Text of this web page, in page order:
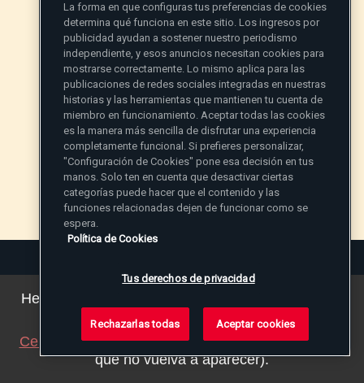
¿Cuáles son los Misterios
Gloriosos del Rosario?
La Resurrección
La Ascensión
La venida del Espíritu Santo
La Asunción de la Virgen
La Coronación de María
Hemos actualizado nuestra política de privacidad.
Puede ver los detalles
aquí
Cerrar este aviso (ajustaremos su navegador para
que no vuelva a aparecer).
La forma en que configuras tus preferencias de cookies
determina qué funciona en este sitio. Los ingresos por
publicidad ayudan a sostener nuestro periodismo
independiente, y esos anuncios necesitan cookies para
mostrarse correctamente. Lo mismo aplica para las
publicaciones de redes sociales integradas en nuestras
historias y las herramientas que mantienen tu cuenta de
miembro en funcionamiento. Aceptar todas las cookies
es la manera más sencilla de disfrutar una experiencia
completamente funcional. Si prefieres personalizar,
"Configuración de Cookies" pone esa decisión en tus
manos. Solo ten en cuenta que desactivar ciertas
categorías puede hacer que el contenido y las
funciones relacionadas dejen de funcionar como se
espera.
Política de Cookies
Tus derechos de privacidad
Rechazarlas todas Aceptar cookies